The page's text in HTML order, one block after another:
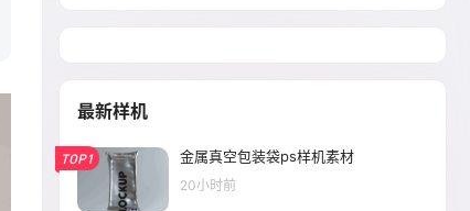
最新样机
TOP1 金属真空包装袋ps样机素材
20小时前